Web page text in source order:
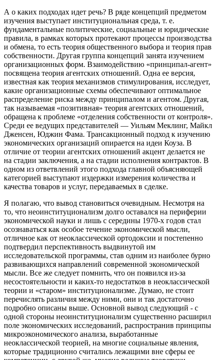
А о каких подходах идет речь? В ряде концепций предметом
изучения выступает институциональная среда, т. е.
фундаментальные политические, социальные и юридические
правила, в рамках которых протекают процессы производства
и обмена, то есть теория общественного выбора и теория прав
собственности. Другая группа концепций занята изучением
организационных форм. Взаимодействию «принципал-агент»
посвящена теория агентских отношений. Одна ее версия,
известная как теория механизмов стимулирования, исследует,
какие организационные схемы обеспечивают оптимальное
распределение риска между принципалом и агентом. Другая,
так называемая «позитивная» теория агентских отношений,
обращена к проблеме «отделения собственности от контроля».
Среди ее ведущих представителей — Уильям Меклинг, Майкл
Дженсен, Юджин Фама. Трансакционный подход к изучению
экономических организаций опирается на идеи Коуза. В
отличие от теории агентских отношений акцент делается не
на стадии заключения, а на стадии исполнения контрактов. В
одном из ответвлений этого подхода главной объясняющей
категорией выступают издержки измерения количества и
качества товаров и услуг, передаваемых в сделке.
Я полагаю, что вывод становиться очевидным. Несмотря на
то, что неоинституционализм долго оставался на периферии
экономической науки и лишь с середины 1970-х годов стал
осознаваться как особое течение экономической мысли,
отличное как от неоклассической ортодоксии и постепенно
подтвердил перспективность выдвинутой им
исследовательской программы, став одним из наиболее бурно
развивающихся направлений современной экономической
мысли. Все же следует помнить, что он появился из-за
несостоятельности и каких-то недостатков в неоклассической
теории и «старом» институционализме. Думаю, не стоит
перечислять различия между ними, они и так достаточно
подробно описаны выше. Основной вывод следующий - с
одной стороны неоинституционализм существенно расширил
поле экономических исследований, распространив принципы
микроэкономического анализа, выработанные
неоклассической теорией, на многие социальные явления,
которые традиционно считались лежащими вне сферы ее